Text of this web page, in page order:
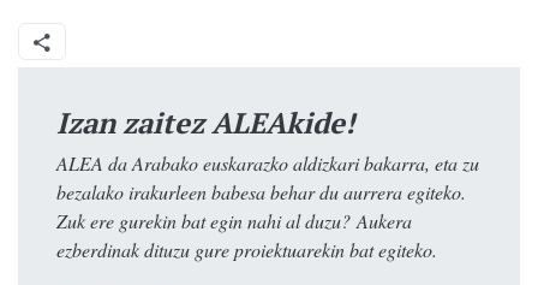
Izan zaitez ALEAkide!
ALEA da Arabako euskarazko aldizkari bakarra, eta zu
bezalako irakurleen babesa behar du aurrera egiteko.
Zuk ere gurekin bat egin nahi al duzu? Aukera
ezberdinak dituzu gure proiektuarekin bat egiteko.